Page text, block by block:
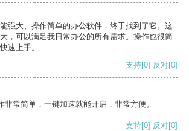
强大、操作简单的办公软件，终于找到了它。这
，可以满足我日常办公的所有需求。操作也很简
速上手。
支持[0] 反对[0]
非常简单，一键加速就能开启，非常方便。
支持[0] 反对[0]